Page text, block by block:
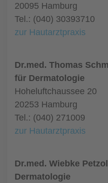
20095 Hamburg
Tel.: (040) 30393710
zur Hautarztpraxis
Dr.med. Thomas
für Dermatologie
Hoheluftchaussee 20
20253 Hamburg
Tel.: (040) 271009
zur Hautarztpraxis
Dr.med. Wiebke
Dermatologie